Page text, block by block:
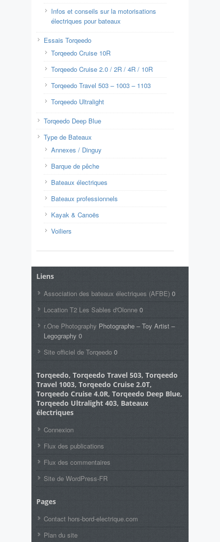
Infos et conseils sur la motorisations
électriques pour bateaux
Essais Torqeedo
Torqeedo Cruise 10R
Torqeedo Cruise 2.0 / 2R / 4R / 10R
Torqeedo Travel 503 – 1003 – 1103
Torqeedo Ultralight
Torqeedo Deep Blue
Type de Bateaux
Annexes / Dinguy
Barque de pêche
Bateaux électriques
Bateaux professionnels
Kayak & Canoës
Voiliers
Liens
Association des bateaux électriques (AFBE) 0
Location T2 Les Sables d'Olonne 0
r.One Photography Photographe – Toy Artist –
Legography 0
Site officiel de Torqeedo 0
Torqeedo, Torqeedo Travel 503, Torqeedo
Travel 1003, Torqeedo Cruise 2.0T,
Torqeedo Cruise 4.0R, Torqeedo Deep Blue,
Torqeedo Ultralight 403, Bateaux
électriques
Connexion
Flux des publications
Flux des commentaires
Site de WordPress-FR
Pages
Contact hors-bord-electrique.com
Plan du site